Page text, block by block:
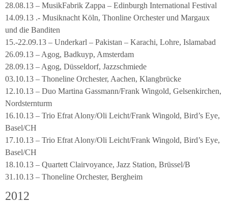
28.08.13 – MusikFabrik Zappa – Edinburgh International Festival
14.09.13 .- Musiknacht Köln, Thonline Orchester und Margaux
und die Banditen
15.-22.09.13 – Underkarl – Pakistan – Karachi, Lohre, Islamabad
26.09.13 – Agog, Badkuyp, Amsterdam
28.09.13 – Agog, Düsseldorf, Jazzschmiede
03.10.13 – Thoneline Orchester, Aachen, Klangbrücke
12.10.13 – Duo Martina Gassmann/Frank Wingold, Gelsenkirchen,
Nordsternturm
16.10.13 – Trio Efrat Alony/Oli Leicht/Frank Wingold, Bird’s Eye,
Basel/CH
17.10.13 – Trio Efrat Alony/Oli Leicht/Frank Wingold, Bird’s Eye,
Basel/CH
18.10.13 – Quartett Clairvoyance, Jazz Station, Brüssel/B
31.10.13 – Thoneline Orchester, Bergheim
2012